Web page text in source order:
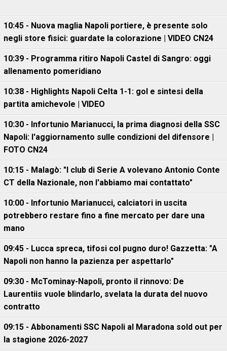
10:45 - Nuova maglia Napoli portiere, è presente solo
negli store fisici: guardate la colorazione | VIDEO CN24
10:39 - Programma ritiro Napoli Castel di Sangro: oggi
allenamento pomeridiano
10:38 - Highlights Napoli Celta 1-1: gol e sintesi della
partita amichevole | VIDEO
10:30 - Infortunio Marianucci, la prima diagnosi della SSC
Napoli: l'aggiornamento sulle condizioni del difensore |
FOTO CN24
10:15 - Malagò: "I club di Serie A volevano Antonio Conte
CT della Nazionale, non l'abbiamo mai contattato"
10:00 - Infortunio Marianucci, calciatori in uscita
potrebbero restare fino a fine mercato per dare una
mano
09:45 - Lucca spreca, tifosi col pugno duro! Gazzetta: "A
Napoli non hanno la pazienza per aspettarlo"
09:30 - McTominay-Napoli, pronto il rinnovo: De
Laurentiis vuole blindarlo, svelata la durata del nuovo
contratto
09:15 - Abbonamenti SSC Napoli al Maradona sold out per
la stagione 2026-2027